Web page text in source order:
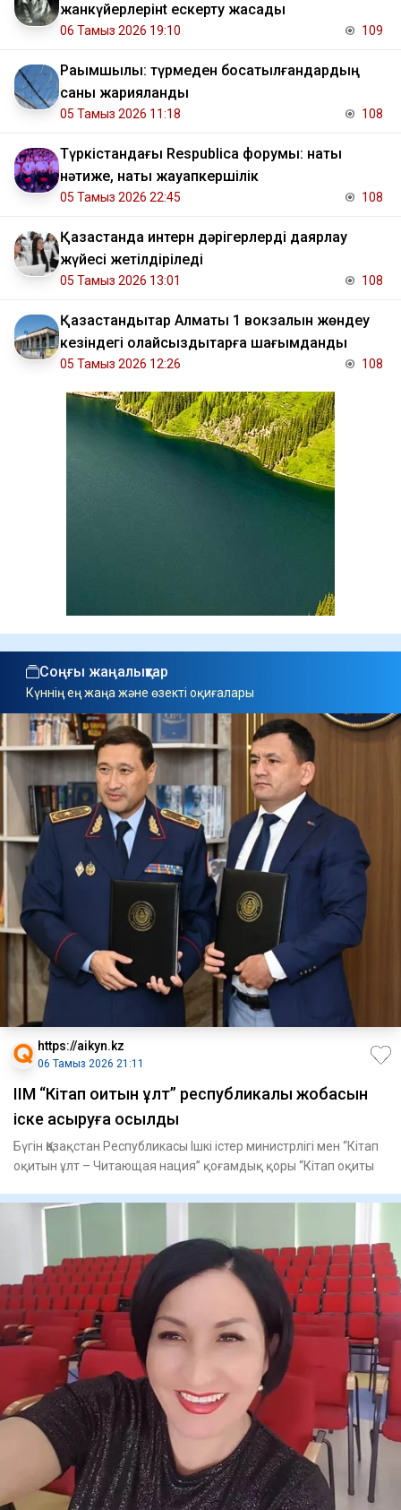
жанкүйерлерінt ескерту жасады
06 Тамыз 2026 19:10 109
Рақымшылық: түрмеден босатылғандардың
саны жарияланды
05 Тамыз 2026 11:18 108
Түркістандағы Respublica форумы: нақты
нәтиже, нақты жауапкершілік
05 Тамыз 2026 22:45 108
Қазақстанда интерн дәрігерлерді даярлау
жүйесі жетілдіріледі
05 Тамыз 2026 13:01 108
Қазақстандықтар Алматы 1 вокзалын жөндеу
кезіндегі қолайсыздықтарға шағымданды
05 Тамыз 2026 12:26 108
Соңғы жаңалықтар
Күннің ең жаңа және өзекті оқиғалары
https://aikyn.kz
06 Тамыз 2026 21:11
ІІМ “Кітап оқитын ұлт” республикалық жобасын
іске асыруға қосылды
Бүгін Қазақстан Республикасы Ішкі істер министрлігі мен “Кітап
оқитын ұлт – Читающая нация” қоғамдық қоры “Кітап оқиты